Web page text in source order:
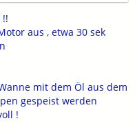
aus , etwa 30 sek
mit dem Öl aus dem
gespeist werden
!